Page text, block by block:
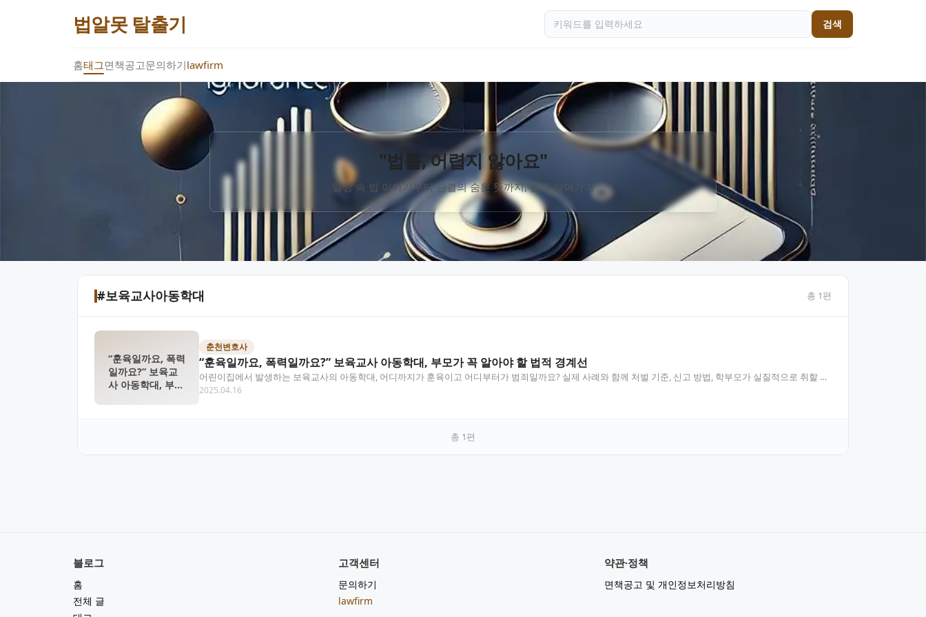
법알못 탈출기 검색
홈태그면책공고문의하기lawfirm
"법률, 어렵지 않아요"
일상 속 법 이야기부터 판결의 숨은 뜻까지, 함께 알아가기
#보육교사아동학대 총 1편
“훈육일까요, 폭력
일까요?” 보육교
사 아동학대, 부모
춘천변호사
“훈육일까요, 폭력일까요?” 보육교사 아동학대, 부모가 꼭 알아야 할 법적 경계선
어린이집에서 발생하는 보육교사의 아동학대, 어디까지가 훈육이고 어디부터가 범죄일까요? 실제 사례와 함께 처벌 기준, 신고 방법, 학부모가 실질적으로 취할 수
있는 대응 방법까지 법…
2025.04.16
총 1편
블로그
홈
전체 글
고객센터
문의하기
lawfirm
약관·정책
면책공고 및 개인정보처리방침